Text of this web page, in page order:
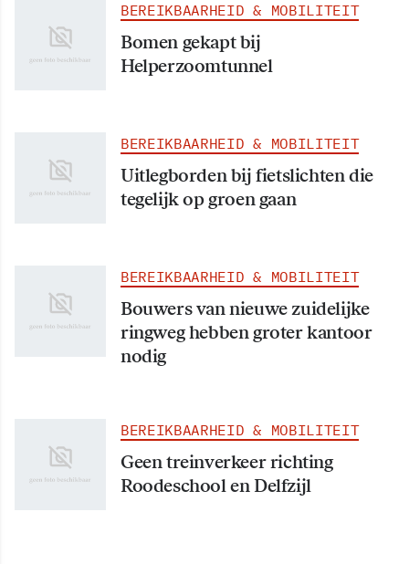
BEREIKBAARHEID & MOBILITEIT
Bomen gekapt bij
Helperzoomtunnel
BEREIKBAARHEID & MOBILITEIT
Uitlegborden bij fietslichten die
tegelijk op groen gaan
BEREIKBAARHEID & MOBILITEIT
Bouwers van nieuwe zuidelijke
ringweg hebben groter kantoor
nodig
BEREIKBAARHEID & MOBILITEIT
Geen treinverkeer richting
Roodeschool en Delfzijl